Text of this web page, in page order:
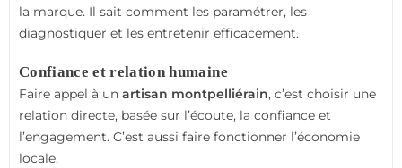
la marque. Il sait comment les paramétrer, les
diagnostiquer et les entretenir efficacement.
Confiance et relation humaine
Faire appel à un artisan montpelliérain, c’est choisir une
relation directe, basée sur l’écoute, la confiance et
l’engagement. C’est aussi faire fonctionner l’économie
locale.